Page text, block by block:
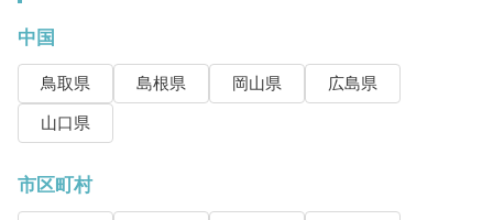
中国
鳥取県 島根県 岡山県
広島県
山口県
市区町村